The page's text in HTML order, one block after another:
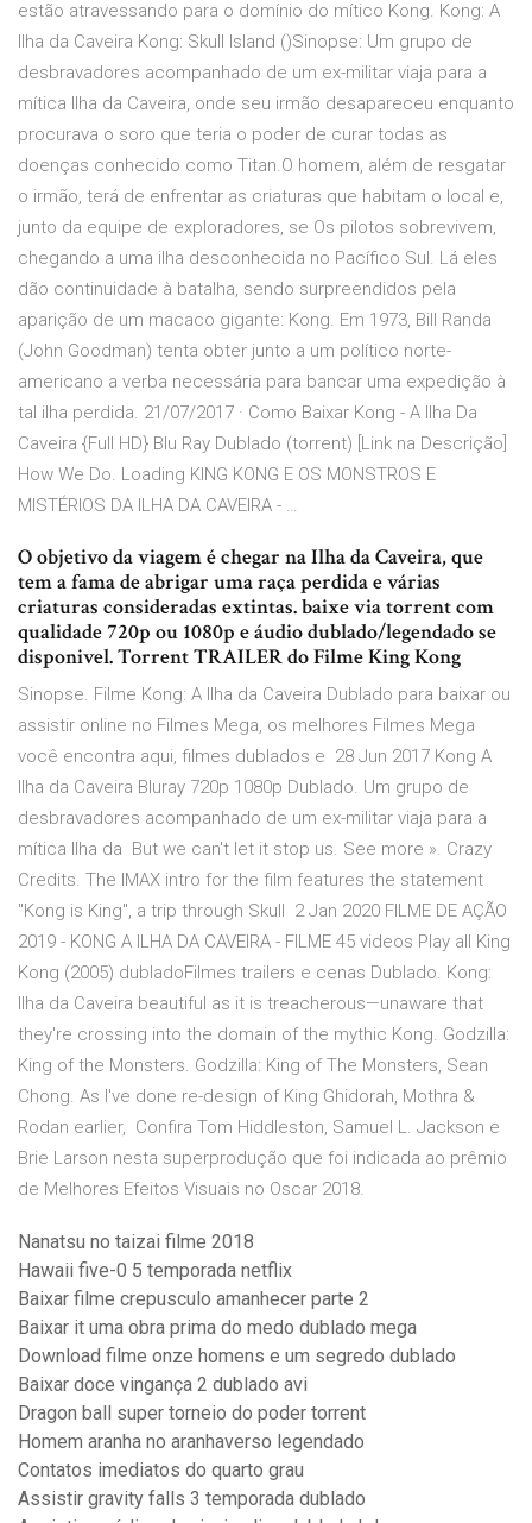
estão atravessando para o domínio do mítico Kong. Kong: A
Ilha da Caveira Kong: Skull Island ()Sinopse: Um grupo de
desbravadores acompanhado de um ex-militar viaja para a
mítica Ilha da Caveira, onde seu irmão desapareceu enquanto
procurava o soro que teria o poder de curar todas as
doenças conhecido como Titan.O homem, além de resgatar
o irmão, terá de enfrentar as criaturas que habitam o local e,
junto da equipe de exploradores, se Os pilotos sobrevivem,
chegando a uma ilha desconhecida no Pacífico Sul. Lá eles
dão continuidade à batalha, sendo surpreendidos pela
aparição de um macaco gigante: Kong. Em 1973, Bill Randa
(John Goodman) tenta obter junto a um político norte-
americano a verba necessária para bancar uma expedição à
tal ilha perdida. 21/07/2017 · Como Baixar Kong - A Ilha Da
Caveira {Full HD} Blu Ray Dublado (torrent) [Link na Descrição]
How We Do. Loading KING KONG E OS MONSTROS E
MISTÉRIOS DA ILHA DA CAVEIRA - …
O objetivo da viagem é chegar na Ilha da Caveira, que
tem a fama de abrigar uma raça perdida e várias
criaturas consideradas extintas. baixe via torrent com
qualidade 720p ou 1080p e áudio dublado/legendado se
disponivel. Torrent TRAILER do Filme King Kong
Sinopse. Filme Kong: A Ilha da Caveira Dublado para baixar ou
assistir online no Filmes Mega, os melhores Filmes Mega
você encontra aqui, filmes dublados e 28 Jun 2017 Kong A
Ilha da Caveira Bluray 720p 1080p Dublado. Um grupo de
desbravadores acompanhado de um ex-militar viaja para a
mítica Ilha da But we can't let it stop us. See more ». Crazy
Credits. The IMAX intro for the film features the statement
"Kong is King", a trip through Skull 2 Jan 2020 FILME DE AÇÃO
2019 - KONG A ILHA DA CAVEIRA - FILME 45 videos Play all King
Kong (2005) dubladoFilmes trailers e cenas Dublado. Kong:
Ilha da Caveira beautiful as it is treacherous—unaware that
they're crossing into the domain of the mythic Kong. Godzilla:
King of the Monsters. Godzilla: King of The Monsters, Sean
Chong. As I've done re-design of King Ghidorah, Mothra &
Rodan earlier, Confira Tom Hiddleston, Samuel L. Jackson e
Brie Larson nesta superprodução que foi indicada ao prêmio
de Melhores Efeitos Visuais no Oscar 2018.
Nanatsu no taizai filme 2018
Hawaii five-0 5 temporada netflix
Baixar filme crepusculo amanhecer parte 2
Baixar it uma obra prima do medo dublado mega
Download filme onze homens e um segredo dublado
Baixar doce vingança 2 dublado avi
Dragon ball super torneio do poder torrent
Homem aranha no aranhaverso legendado
Contatos imediatos do quarto grau
Assistir gravity falls 3 temporada dublado